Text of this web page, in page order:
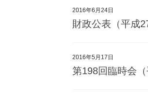
2016年6月24日
財政公表（平成
2016年5月17日
第198回臨時会